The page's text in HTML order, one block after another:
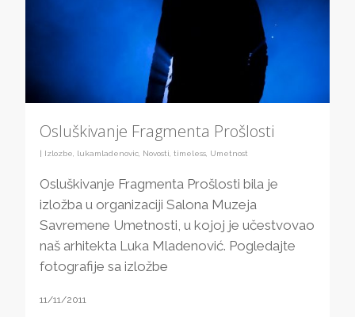
Osluškivanje Fragmenta Prošlosti
| Izlozbe, lukamladenovic, Novosti, timeless, Umetnost
Osluškivanje Fragmenta Prošlosti bila je
izložba u organizaciji Salona Muzeja
Savremene Umetnosti, u kojoj je učestvovao
naš arhitekta Luka Mladenović. Pogledajte
fotografije sa izložbe
11/11/2011